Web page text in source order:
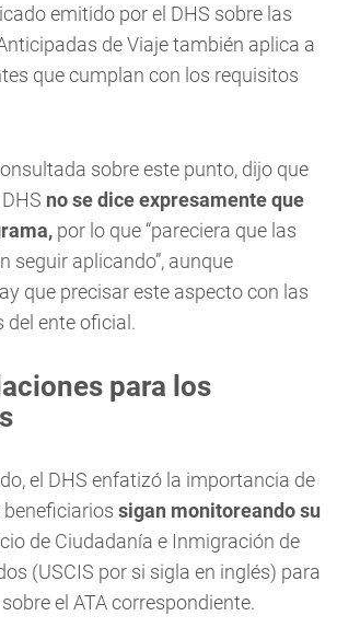
emitido por el DHS sobre las
de Viaje también aplica a
que cumplan con los requisitos
sobre este punto, dijo que
no se dice expresamente que
por lo que “pareciera que las
seguir aplicando”, aunque
que precisar este aspecto con las
del ente oficial.
para los
el DHS enfatizó la importancia de
sigan monitoreando su
de Ciudadanía e Inmigración de
(USCIS por si sigla en inglés) para
el ATA correspondiente.